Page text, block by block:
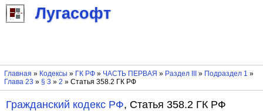
Лугасофт
Главная » Кодексы » ГК РФ» ЧАСТЬ ПЕРВАЯ » Раздел III » Подраздел 1 »
Глава 23 » § 3 » 2 » Статья 358.2 ГК РФ
Гражданский кодекс РФ, Статья 358.2 ГК РФ